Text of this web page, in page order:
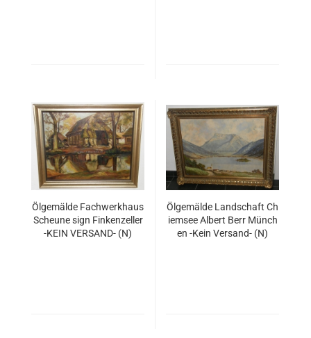
Ölgemälde Fachwerkhaus
Scheune sign Finkenzeller
-KEIN VERSAND- (N)
Ölgemälde Landschaft Ch
iemsee Albert Berr Münch
en -Kein Versand- (N)